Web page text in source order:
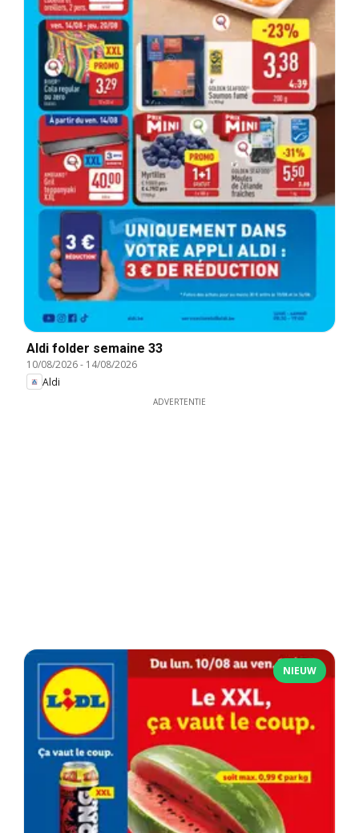
Aldi folder semaine 33
10/08/2026- 14/08/2026
Aldi
ADVERTENTIE
NIEUW